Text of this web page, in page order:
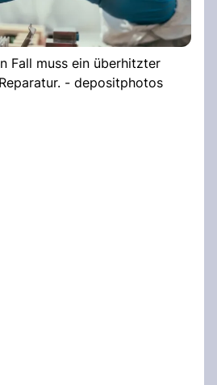
Fall muss ein überhitzter
- depositphotos